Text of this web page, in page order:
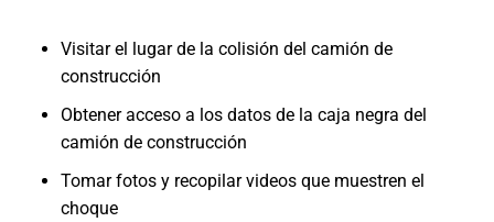
Visitar el lugar de la colisión del camión de
construcción
Obtener acceso a los datos de la caja negra del
camión de construcción
Tomar fotos y recopilar videos que muestren el
choque